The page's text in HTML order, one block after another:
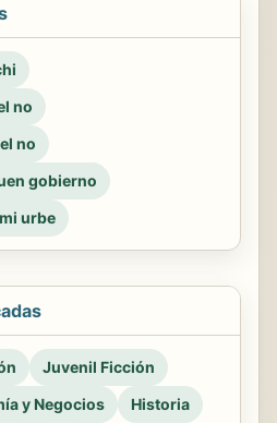
no
no
gobierno
urbe
Juvenil Ficción
y Negocios
Historia